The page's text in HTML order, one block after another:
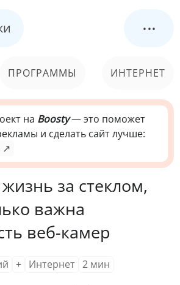
...
ПРОГРАММЫ ИНТЕРНЕТ
СИСТЕМА
на Boosty— это поможет
и сделать сайт лучше:
↗
за стеклом,
важна
веб-камер
+ Интернет 2 мин